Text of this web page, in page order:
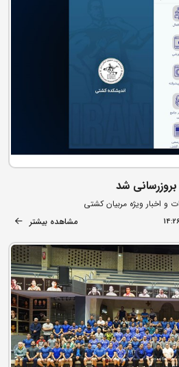
شد
و اخبار ویژه مربیان کشتی
14:26 مشاهده بیشتر